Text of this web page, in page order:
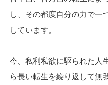
し、その都度自分の力で一
しています。
今、私利私欲に駆られた人
ら長い転生を繰り返して無